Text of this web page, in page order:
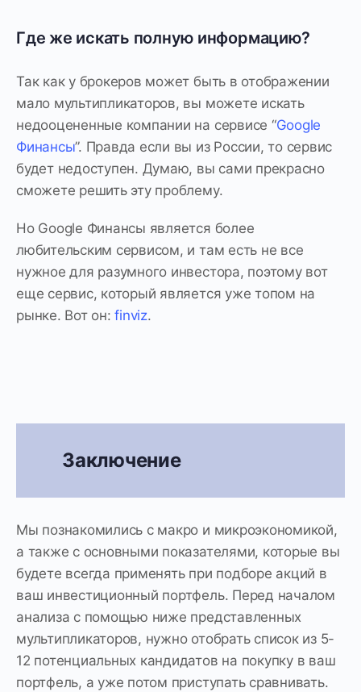
Где же искать полную информацию?
Так как у брокеров может быть в отображении
мало мультипликаторов, вы можете искать
недооцененные компании на сервисе “Google
Финансы”. Правда если вы из России, то сервис
будет недоступен. Думаю, вы сами прекрасно
сможете решить эту проблему.
Но Google Финансы является более
любительским сервисом, и там есть не все
нужное для разумного инвестора, поэтому вот
еще сервис, который является уже топом на
рынке. Вот он:finviz.
Заключение
Мы познакомились с макро и микроэкономикой,
а также с основными показателями, которые вы
будете всегда применять при подборе акций в
ваш инвестиционный портфель. Перед началом
анализа с помощью ниже представленных
мультипликаторов, нужно отобрать список из 5-
12 потенциальных кандидатов на покупку в ваш
портфель, а уже потом приступать сравнивать.